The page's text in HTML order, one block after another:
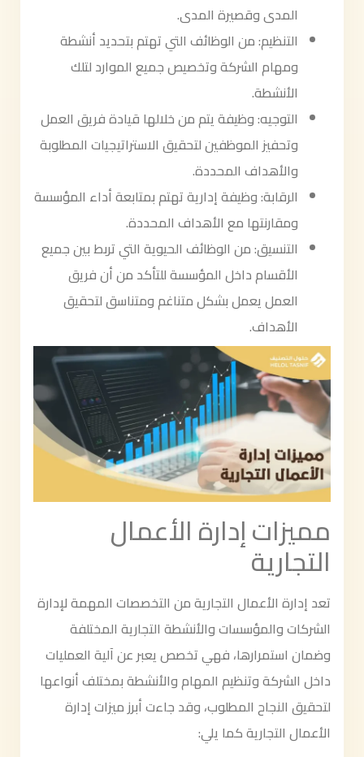
المدى وقصيرة المدى.
التنظيم: من الوظائف التي تهتم بتحديد أنشطة
ومهام الشركة وتخصيص جميع الموارد لتلك
الأنشطة.
التوجيه: وظيفة يتم من خلالها قيادة فريق العمل
وتحفيز الموظفين لتحقيق الاستراتيجيات المطلوبة
والأهداف المحددة.
الرقابة: وظيفة إدارية تهتم بمتابعة أداء المؤسسة
ومقارنتها مع الأهداف المحددة.
التنسيق: من الوظائف الحيوية التي تربط بين جميع
الأقسام داخل المؤسسة للتأكد من أن فريق
العمل يعمل بشكل متناغم ومتناسق لتحقيق
الأهداف.
مميزات إدارة الأعمال
التجارية
تعد إدارة الأعمال التجارية من التخصصات المهمة لإدارة
الشركات والمؤسسات والأنشطة التجارية المختلفة
وضمان استمرارها، فهي تخصص يعبر عن آلية العمليات
داخل الشركة وتنظيم المهام والأنشطة بمختلف أنواعها
لتحقيق النجاح المطلوب، وقد جاءت أبرز ميزات إدارة
الأعمال التجارية كما يلي: